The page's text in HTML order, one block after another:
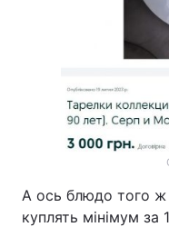
А ось блюдо того ж
куплять мінімум за